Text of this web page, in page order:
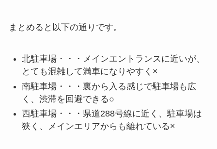
まとめると以下の通りです。
北駐車場・・・メインエントランスに近いが、
とても混雑して満車になりやすく×
南駐車場・・・裏から入る感じで駐車場も広
く、渋滞を回避できる○
西駐車場・・・県道288号線に近く、駐車場は
狭く、メインエリアからも離れている×